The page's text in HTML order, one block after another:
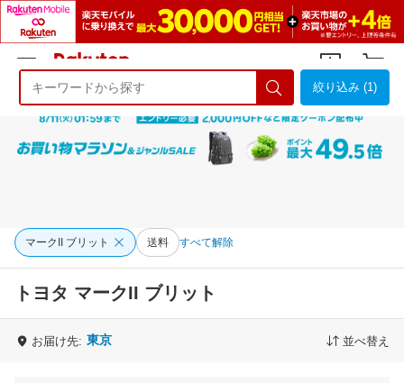
ようこそ 楽天市場へ ログイン
絞り込み (1)
マークII ブリット 送料 すべて解除
トヨタ マークII ブリット
お届け先: 東京 並べ替え